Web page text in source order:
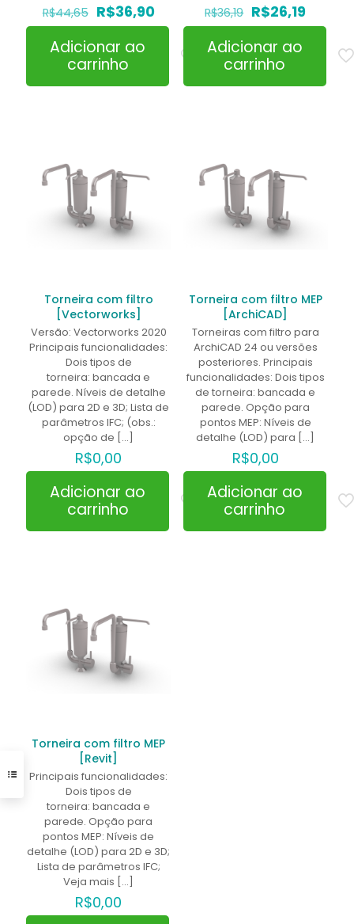
R$44,65 O
preço
original
era:
R$44,65.
R$36,90O
preço
Adicionar ao
carrinho
R$36,19 O
preço
original
era:
R$36,19.
R$26,19O
preço
Adicionar ao
carrinho
Torneira com filtro
[Vectorworks]
Versão: Vectorworks 2020
Principais funcionalidades:
Dois tipos de
torneira: bancada e
parede. Níveis de detalhe
(LOD) para 2D e 3D; Lista de
parâmetros IFC; (obs.:
opção de […]
R$0,00
Adicionar ao
carrinho
Torneira com filtro MEP
[ArchiCAD]
Torneiras com filtro para
ArchiCAD 24 ou versões
posteriores. Principais
funcionalidades: Dois tipos
de torneira: bancada e
parede. Opção para
pontos MEP: Níveis de
detalhe (LOD) para […]
R$0,00
Adicionar ao
carrinho
Torneira com filtro MEP
[Revit]
Principais funcionalidades:
Dois tipos de
torneira: bancada e
parede. Opção para
pontos MEP: Níveis de
detalhe (LOD) para 2D e 3D;
Lista de parâmetros IFC;
Veja mais […]
R$0,00